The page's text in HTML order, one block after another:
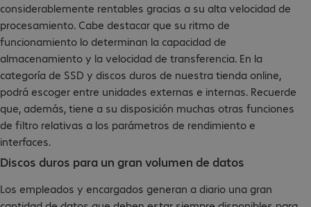
considerablemente rentables gracias a su alta velocidad de
procesamiento. Cabe destacar que su ritmo de
funcionamiento lo determinan la capacidad de
almacenamiento y la velocidad de transferencia. En la
categoría de SSD y discos duros de nuestra tienda online,
podrá escoger entre unidades externas e internas. Recuerde
que, además, tiene a su disposición muchas otras funciones
de filtro relativas a los parámetros de rendimiento e
interfaces.
Discos duros para un gran volumen de datos
Los empleados y encargados generan a diario una gran